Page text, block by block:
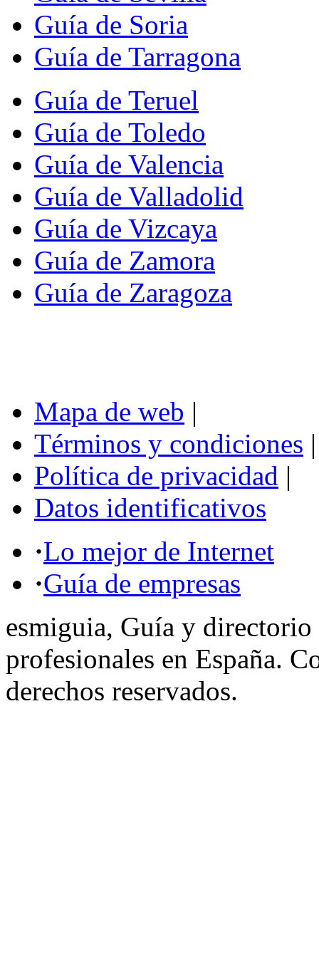
Guía de Soria
Guía de Tarragona
Guía de Teruel
Guía de Toledo
Guía de Valencia
Guía de Valladolid
Guía de Vizcaya
Guía de Zamora
Guía de Zaragoza
Mapa de web |
Términos y condiciones |
Política de privacidad |
Datos identificativos
·Lo mejor de Internet
·Guía de empresas
esmiguia, Guía y directorio
profesionales en España.
derechos reservados.